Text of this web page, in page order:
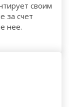
своим
за счет
нее.